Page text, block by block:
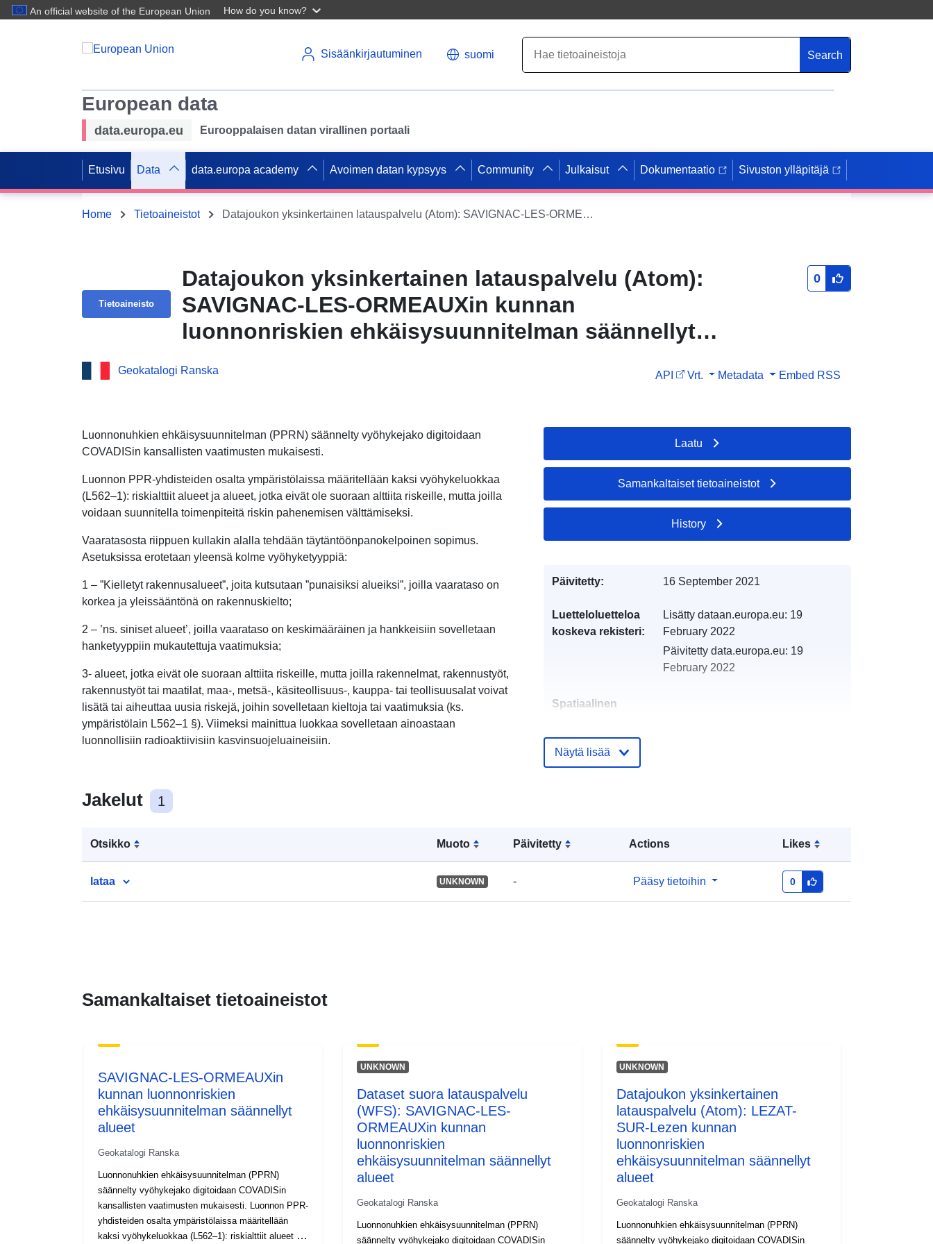
An official website of the European Union How do you know?
Sisäänkirjautuminen suomi Search
European data
data.europa.eu Eurooppalaisen datan virallinen portaali
Etusivu Data data.europa academy Avoimen datan kypsyys Community Julkaisut Dokumentaatio Sivuston ylläpitäjä
Home Tietoaineistot Datajoukon yksinkertainen latauspalvelu (Atom): SAVIGNAC-LES-ORMEAUXin kunnan luonnonriskien ehkäisysuunnitelman säännellyt alueet
Tietoaineisto
Datajoukon yksinkertainen latauspalvelu (Atom):
SAVIGNAC-LES-ORMEAUXin kunnan
luonnonriskien ehkäisysuunnitelman säännellyt
0
Geokatalogi Ranska API Vrt. Metadata Embed RSS
Luonnonuhkien ehkäisysuunnitelman (PPRN) säännelty vyöhykejako digitoidaan
COVADISin kansallisten vaatimusten mukaisesti.
Luonnon PPR-yhdisteiden osalta ympäristölaissa määritellään kaksi vyöhykeluokkaa
(L562–1): riskialttiit alueet ja alueet, jotka eivät ole suoraan alttiita riskeille, mutta joilla
voidaan suunnitella toimenpiteitä riskin pahenemisen välttämiseksi.
Vaaratasosta riippuen kullakin alalla tehdään täytäntöönpanokelpoinen sopimus.
Asetuksissa erotetaan yleensä kolme vyöhyketyyppiä:
1 – ”Kielletyt rakennusalueet”, joita kutsutaan ”punaisiksi alueiksi”, joilla vaarataso on
korkea ja yleissääntönä on rakennuskielto;
2 – ’ns. siniset alueet’, joilla vaarataso on keskimääräinen ja hankkeisiin sovelletaan
hanketyyppiin mukautettuja vaatimuksia;
3- alueet, jotka eivät ole suoraan alttiita riskeille, mutta joilla rakennelmat, rakennustyöt,
rakennustyöt tai maatilat, maa-, metsä-, käsiteollisuus-, kauppa- tai teollisuusalat voivat
lisätä tai aiheuttaa uusia riskejä, joihin sovelletaan kieltoja tai vaatimuksia (ks.
ympäristölain L562–1 §). Viimeksi mainittua luokkaa sovelletaan ainoastaan
luonnollisiin radioaktiivisiin kasvinsuojeluaineisiin.
Jakelut 1
Otsikko Muoto Päivitetty Actions Likes
lataa UNKNOWN - Pääsy tietoihin 0
Laatu
Samankaltaiset tietoaineistot
History
Päivitetty: 16 September 2021
Luetteloluetteloa
koskeva rekisteri:
Lisätty dataan.europa.eu: 19
February 2022
Päivitetty data.europa.eu: 19
February 2022
Spatiaalinen
Tunnisteet:
uriRef:
120066022-srv-7f840473-6dc3-
4c66-b0e2-56c5c00aaec2
Näytä lisää
Samankaltaiset tietoaineistot
SAVIGNAC-LES-ORMEAUXin
kunnan luonnonriskien
ehkäisysuunnitelman säännellyt
alueet
Geokatalogi Ranska
Luonnonuhkien ehkäisysuunnitelman (PPRN)
säännelty vyöhykejako digitoidaan COVADISin
kansallisten vaatimusten mukaisesti. Luonnon PPR-
yhdisteiden osalta ympäristölaissa määritellään
kaksi vyöhykeluokkaa (L562–1): riskialttiit alueet ja
UNKNOWN
Dataset suora latauspalvelu
(WFS): SAVIGNAC-LES-
ORMEAUXin kunnan
luonnonriskien
ehkäisysuunnitelman säännellyt
alueet
Geokatalogi Ranska
Luonnonuhkien ehkäisysuunnitelman (PPRN)
säännelty vyöhykejako digitoidaan COVADISin
UNKNOWN
Datajoukon yksinkertainen
latauspalvelu (Atom): LEZAT-
SUR-Lezen kunnan
luonnonriskien
ehkäisysuunnitelman säännellyt
alueet
Geokatalogi Ranska
Luonnonuhkien ehkäisysuunnitelman (PPRN)
säännelty vyöhykejako digitoidaan COVADISin